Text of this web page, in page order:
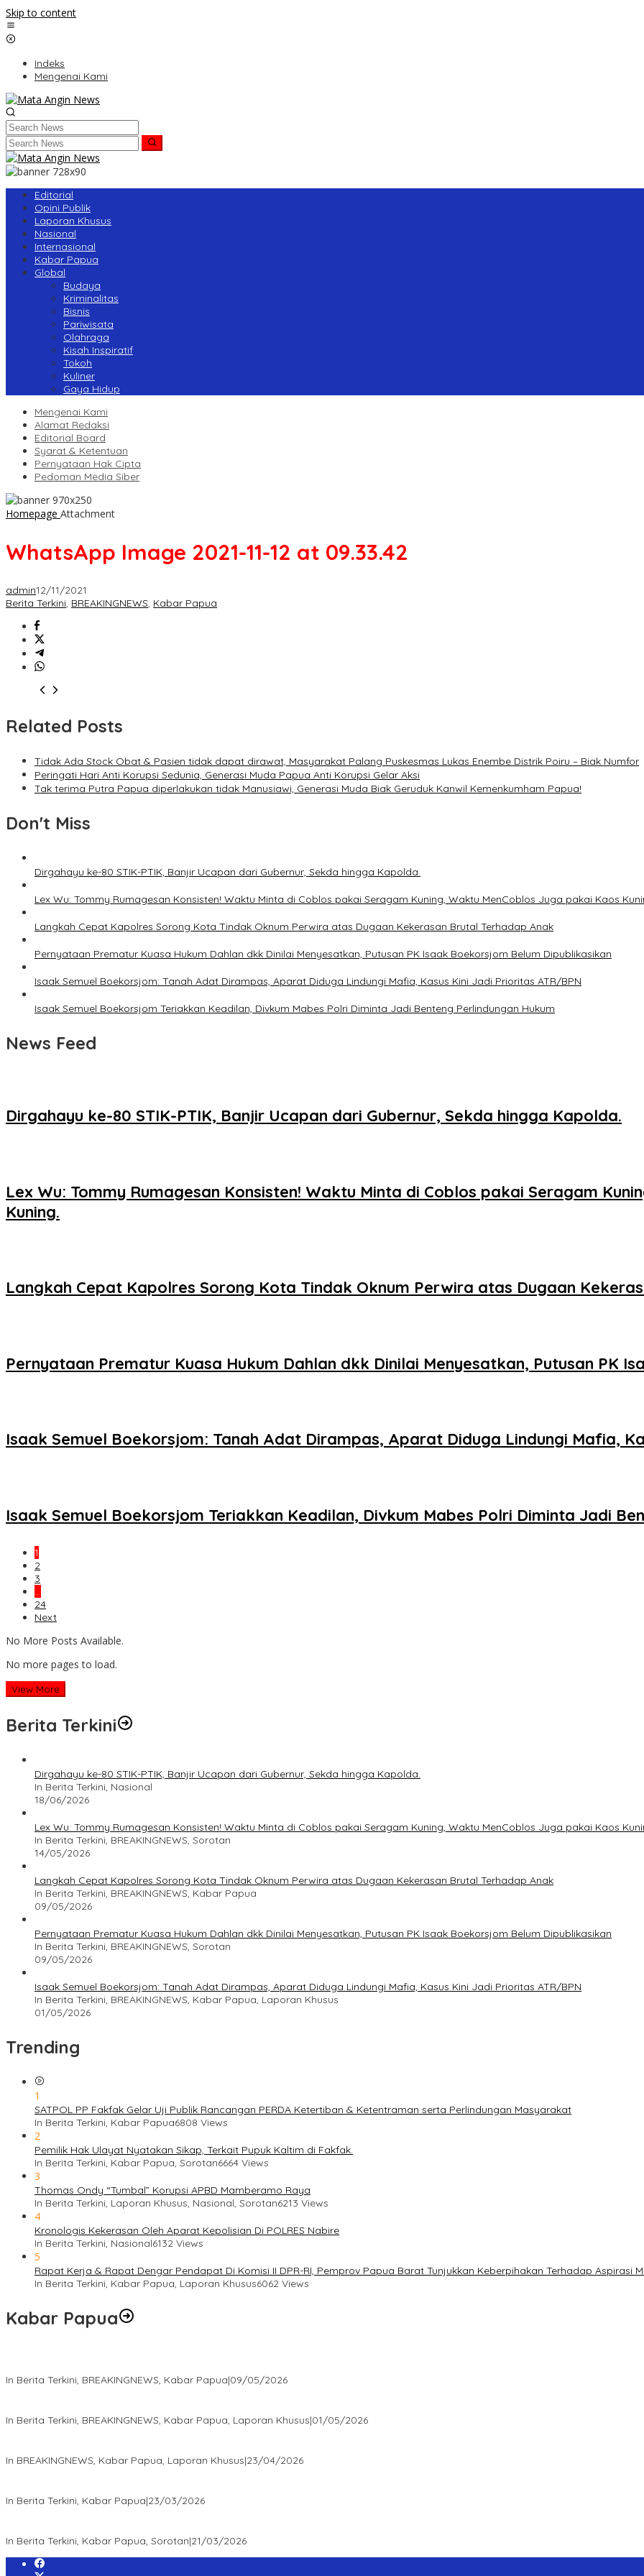
Skip to content
Indeks
Mengenai Kami
Editorial
Opini Publik
Laporan Khusus
Nasional
Internasional
Kabar Papua
Global
Budaya
Kriminalitas
Bisnis
Pariwisata
Olahraga
Kisah Inspiratif
Tokoh
Kuliner
Gaya Hidup
Mengenai Kami
Alamat Redaksi
Editorial Board
Syarat & Ketentuan
Pernyataan Hak Cipta
Pedoman Media Siber
Homepage Attachment
WhatsApp Image 2021-11-12 at 09.33.42
admin12/11/2021
Berita Terkini, BREAKINGNEWS, Kabar Papua
Related Posts
Tidak Ada Stock Obat & Pasien tidak dapat dirawat, Masyarakat Palang Puskesmas Lukas Enembe Distrik Poiru – Biak Numfor
Peringati Hari Anti Korupsi Sedunia, Generasi Muda Papua Anti Korupsi Gelar Aksi
Tak terima Putra Papua diperlakukan tidak Manusiawi, Generasi Muda Biak Geruduk Kanwil Kemenkumham Papua!
Don't Miss
Dirgahayu ke-80 STIK-PTIK, Banjir Ucapan dari Gubernur, Sekda hingga Kapolda.
Lex Wu: Tommy Rumagesan Konsisten! Waktu Minta di Coblos pakai Seragam Kuning, Waktu MenCoblos Juga pakai Kaos
Langkah Cepat Kapolres Sorong Kota Tindak Oknum Perwira atas Dugaan Kekerasan Brutal Terhadap Anak
Pernyataan Prematur Kuasa Hukum Dahlan dkk Dinilai Menyesatkan, Putusan PK Isaak Boekorsjom Belum Dipublikasikan
Isaak Semuel Boekorsjom: Tanah Adat Dirampas, Aparat Diduga Lindungi Mafia, Kasus Kini Jadi Prioritas ATR/BPN
Isaak Semuel Boekorsjom Teriakkan Keadilan, Divkum Mabes Polri Diminta Jadi Benteng Perlindungan Hukum
News Feed
Dirgahayu ke-80 STIK-PTIK, Banjir Ucapan dari Gubernur, Sekda hingga Kapolda.
Lex Wu: Tommy Rumagesan Konsisten! Waktu Minta di Coblos pakai Seragam
Kuning.
Langkah Cepat Kapolres Sorong Kota Tindak Oknum Perwira atas Dugaan
Pernyataan Prematur Kuasa Hukum Dahlan dkk Dinilai Menyesatkan, Putusan PK
Isaak Semuel Boekorsjom: Tanah Adat Dirampas, Aparat Diduga Lindungi Mafia,
Isaak Semuel Boekorsjom Teriakkan Keadilan, Divkum Mabes Polri Diminta Jadi
1
2
3
…
24
Next
No More Posts Available.
No more pages to load.
View More
Berita Terkini
Dirgahayu ke-80 STIK-PTIK, Banjir Ucapan dari Gubernur, Sekda hingga Kapolda.
In Berita Terkini, Nasional
18/06/2026
Lex Wu: Tommy Rumagesan Konsisten! Waktu Minta di Coblos pakai Seragam Kuning, Waktu MenCoblos Juga pakai Kaos
In Berita Terkini, BREAKINGNEWS, Sorotan
14/05/2026
Langkah Cepat Kapolres Sorong Kota Tindak Oknum Perwira atas Dugaan Kekerasan Brutal Terhadap Anak
In Berita Terkini, BREAKINGNEWS, Kabar Papua
09/05/2026
Pernyataan Prematur Kuasa Hukum Dahlan dkk Dinilai Menyesatkan, Putusan PK Isaak Boekorsjom Belum Dipublikasikan
In Berita Terkini, BREAKINGNEWS, Sorotan
09/05/2026
Isaak Semuel Boekorsjom: Tanah Adat Dirampas, Aparat Diduga Lindungi Mafia, Kasus Kini Jadi Prioritas ATR/BPN
In Berita Terkini, BREAKINGNEWS, Kabar Papua, Laporan Khusus
01/05/2026
Trending
1
SATPOL PP Fakfak Gelar Uji Publik Rancangan PERDA Ketertiban & Ketentraman serta Perlindungan Masyarakat
In Berita Terkini, Kabar Papua6808 Views
2
Pemilik Hak Ulayat Nyatakan Sikap, Terkait Pupuk Kaltim di Fakfak.
In Berita Terkini, Kabar Papua, Sorotan6664 Views
3
Thomas Ondy “Tumbal” Korupsi APBD Mamberamo Raya
In Berita Terkini, Laporan Khusus, Nasional, Sorotan6213 Views
4
Kronologis Kekerasan Oleh Aparat Kepolisian Di POLRES Nabire
In Berita Terkini, Nasional6132 Views
5
Rapat Kerja & Rapat Dengar Pendapat Di Komisi II DPR-RI, Pemprov Papua Barat Tunjukkan Keberpihakan Terhadap Aspirasi
In Berita Terkini, Kabar Papua, Laporan Khusus6062 Views
Kabar Papua
In Berita Terkini, BREAKINGNEWS, Kabar Papua|09/05/2026
In Berita Terkini, BREAKINGNEWS, Kabar Papua, Laporan Khusus|01/05/2026
In BREAKINGNEWS, Kabar Papua, Laporan Khusus|23/04/2026
In Berita Terkini, Kabar Papua|23/03/2026
In Berita Terkini, Kabar Papua, Sorotan|21/03/2026